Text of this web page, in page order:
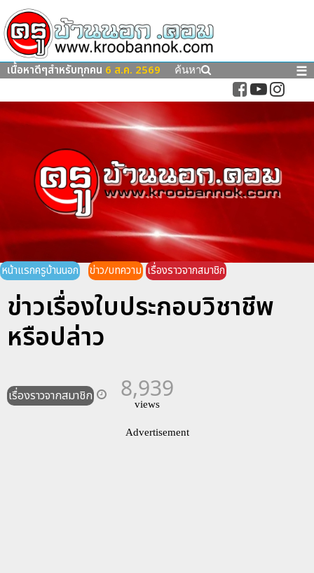
เนื้อหาดีๆสำหรับทุกคน 6 ส.ค. 2569 ค้นหา ☰
หน้าแรกครูบ้านนอก ข่าว/บทความ เรื่องราวจากสมาชิก
ข่าวเรื่องใบประกอบวิชาชีพ
หรือปล่าว
เรื่องราวจากสมาชิก 8,939
views
Advertisement